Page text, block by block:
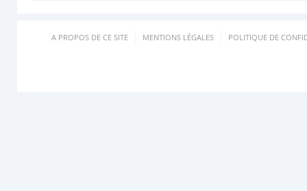
A PROPOS DE CE SITE MENTIONS LÉGALES POLITIQUE DE